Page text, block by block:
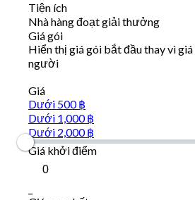
Tiện ích
Nhà hàng đoạt giải thưởng
Giá gói
Hiển thị giá gói bắt đầu thay vì
người
Giá
Dưới 500 ฿
Dưới 1,000 ฿
Dưới 2,000 ฿
Giá khởi điểm